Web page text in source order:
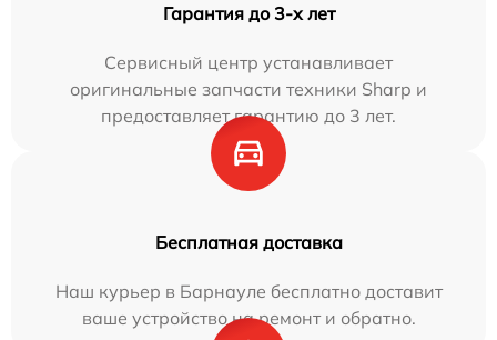
Гарантия до 3-х лет
Сервисный центр устанавливает
оригинальные запчасти техники Sharp и
предоставляет гарантию до 3 лет.
Бесплатная доставка
Наш курьер в Барнауле бесплатно доставит
ваше устройство на ремонт и обратно.